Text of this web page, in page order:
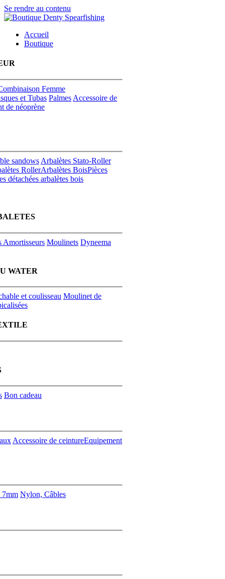
Se rendre au contenu
Accueil
Boutique
Femme
et Tubas Palmes Accessoire de
de néoprène
sandows Arbalètes Stato-Roller
RollerArbalètes BoisPièces
détachées arbalètes bois
Amortisseurs Moulinets Dyneema
WATER
et coulisseau Moulinet de
Bon cadeau
Accessoire de ceintureEquipement
7mm Nylon, Câbles